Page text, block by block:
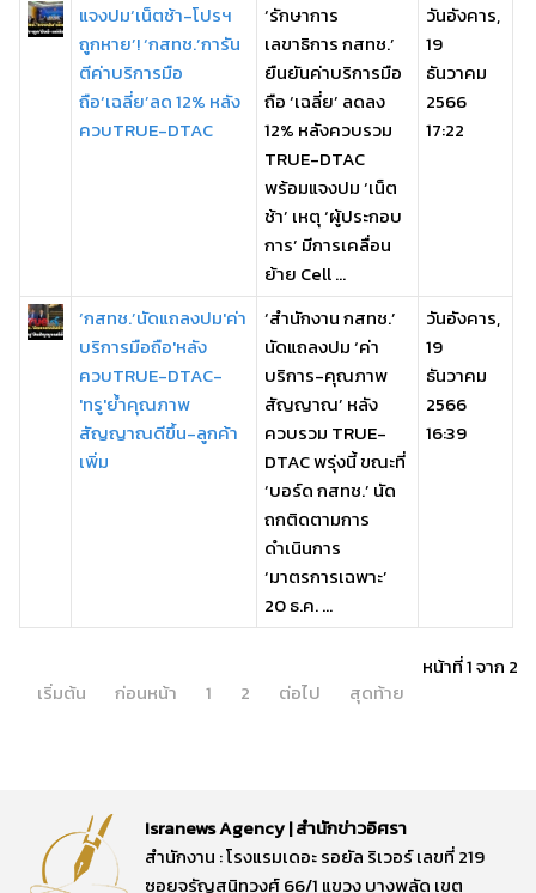
แจงปม‘เน็ตช้า-โปรฯ
ถูกหาย’! ‘กสทช.’การัน
ตีค่าบริการมือ
ถือ‘เฉลี่ย’ลด 12% หลัง
ควบTRUE-DTAC
‘รักษาการ
เลขาธิการ กสทช.’
ยืนยันค่าบริการมือ
ถือ ‘เฉลี่ย’ ลดลง
12% หลังควบรวม
TRUE-DTAC
พร้อมแจงปม ‘เน็ต
ช้า’ เหตุ ‘ผู้ประกอบ
การ’ มีการเคลื่อน
ย้าย Cell ...
วันอังคาร,
19
ธันวาคม
2566
17:22
‘กสทช.’นัดแถลงปม'ค่า
บริการมือถือ'หลัง
ควบTRUE-DTAC-
'ทรู'ย้ำคุณภาพ
สัญญาณดีขึ้น-ลูกค้า
เพิ่ม
‘สำนักงาน กสทช.’
นัดแถลงปม ‘ค่า
บริการ-คุณภาพ
สัญญาณ’ หลัง
ควบรวม TRUE-
DTAC พรุ่งนี้ ขณะที่
‘บอร์ด กสทช.’ นัด
ถกติดตามการ
ดำเนินการ
‘มาตรการเฉพาะ’
20 ธ.ค. ...
วันอังคาร,
19
ธันวาคม
2566
16:39
หน้าที่ 1 จาก 2
เริ่มต้น
ก่อนหน้า 1 2 ต่อไป สุดท้าย
Isranews Agency | สำนักข่าวอิศรา
สำนักงาน : โรงแรมเดอะ รอยัล ริเวอร์ เลขที่ 219
ซอยจรัญสนิทวงศ์ 66/1 แขวง บางพลัด เขต